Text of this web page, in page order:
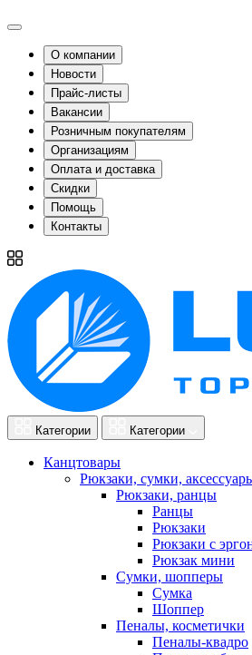
О компании
Новости
Прайс-листы
Вакансии
Розничным покупателям
Организациям
Оплата и доставка
Скидки
Помощь
Контакты
Категории Категории
Канцтовары
Рюкзаки, сумки,
Рюкзаки, ранцы
Ранцы
Рюкзаки
Рюкзаки с
Рюкзак мини
Сумки, шопперы
Сумка
Шоппер
Пеналы, косметички
Пеналы-квадро